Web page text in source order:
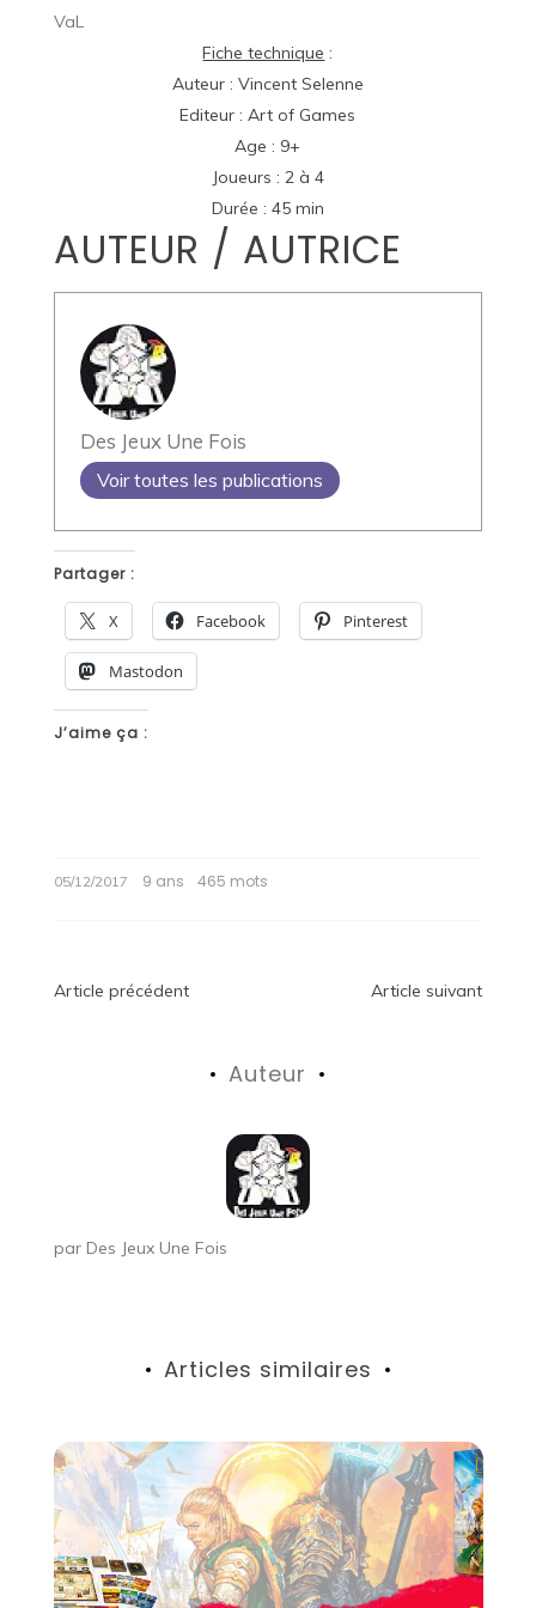
VaL
Fiche technique :
Auteur : Vincent Selenne
Editeur : Art of Games
Age : 9+
Joueurs : 2 à 4
Durée : 45 min
AUTEUR / AUTRICE
Des Jeux Une Fois
Voir toutes les publications
Partager :
X Facebook Pinterest
Mastodon
J’aime ça :
05/12/2017 9 ans 465 mots
Navigation
Article précédent Article suivant
Auteur
par Des Jeux Une Fois
Articles similaires